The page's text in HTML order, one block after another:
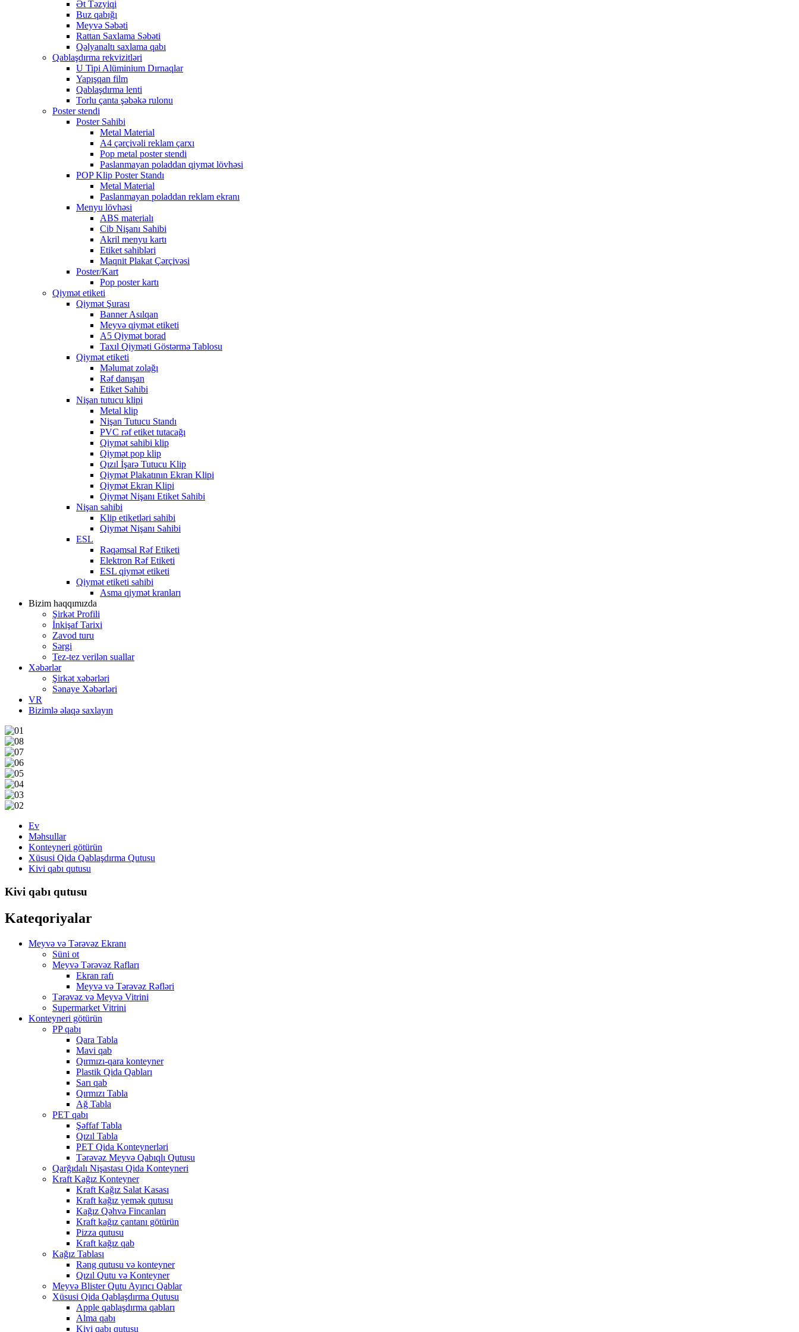
Ət Təzyiqi
Buz qabığı
Meyvə Səbəti
Rattan Saxlama Səbəti
Qəlyanaltı saxlama qabı
Qablaşdırma rekvizitləri
U Tipi Alüminium Dırnaqlar
Yapışqan film
Qablaşdırma lenti
Torlu çanta şəbəkə rulonu
Poster stendi
Poster Sahibi
Metal Material
A4 çərçivəli reklam çarxı
Pop metal poster stendi
Paslanmayan poladdan qiymət lövhəsi
POP Klip Poster Standı
Metal Material
Paslanmayan poladdan reklam ekranı
Menyu lövhəsi
ABS materialı
Cib Nişanı Sahibi
Akril menyu kartı
Etiket sahibləri
Maqnit Plakat Çərçivəsi
Poster/Kart
Pop poster kartı
Qiymət etiketi
Qiymət Şurası
Banner Asılqan
Meyvə qiymət etiketi
A5 Qiymət borad
Taxıl Qiyməti Göstərmə Tablosu
Qiymət etiketi
Məlumat zolağı
Rəf danışan
Etiket Sahibi
Nişan tutucu klipi
Metal klip
Nişan Tutucu Standı
PVC rəf etiket tutacağı
Qiymət sahibi klip
Qiymət pop klip
Qızıl İşarə Tutucu Klip
Qiymət Plakatının Ekran Klipi
Qiymət Ekran Klipi
Qiymət Nişanı Etiket Sahibi
Nişan sahibi
Klip etiketləri sahibi
Qiymət Nişanı Sahibi
ESL
Rəqəmsal Rəf Etiketi
Elektron Rəf Etiketi
ESL qiymət etiketi
Qiymət etiketi sahibi
Asma qiymət kranları
Bizim haqqımızda
Şirkət Profili
İnkişaf Tarixi
Zavod turu
Sərgi
Tez-tez verilən suallar
Xəbərlər
Şirkət xəbərləri
Sənaye Xəbərləri
VR
Bizimlə əlaqə saxlayın
Ev
Məhsullar
Konteyneri götürün
Xüsusi Qida Qablaşdırma Qutusu
Kivi qabı qutusu
Kivi qabı qutusu
Kateqoriyalar
Meyvə və Tərəvəz Ekranı
Süni ot
Meyvə Tərəvəz Rafları
Ekran rafı
Meyvə və Tərəvəz Rəfləri
Tərəvəz və Meyvə Vitrini
Supermarket Vitrini
Konteyneri götürün
PP qabı
Qara Tabla
Mavi qab
Qırmızı-qara konteyner
Plastik Qida Qabları
Sarı qab
Qırmızı Tabla
Ağ Tabla
PET qabı
Şəffaf Tabla
Qızıl Tabla
PET Qida Konteynerləri
Tərəvəz Meyvə Qabıqlı Qutusu
Qarğıdalı Nişastası Qida Konteyneri
Kraft Kağız Konteyner
Kraft Kağız Salat Kasası
Kraft kağız yemək qutusu
Kağız Qəhvə Fincanları
Kraft kağız çantanı götürün
Pizza qutusu
Kraft kağız qab
Kağız Tablası
Rəng qutusu və konteyner
Qızıl Qutu və Konteyner
Meyvə Blister Qutu Ayırıcı Qablar
Xüsusi Qida Qablaşdırma Qutusu
Apple qablaşdırma qabları
Alma qabı
Kivi qabı qutusu